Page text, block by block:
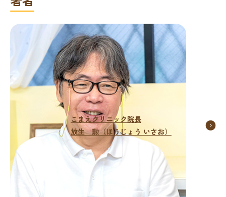
こまえクリニック院長
放生 勲（ほうじょう いさお）